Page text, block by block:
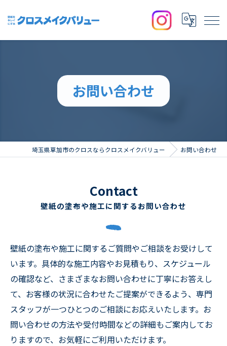
お問い合わせ
埼玉県草加市のクロスならクロスメイクバリュー お問い合わせ
壁紙の塗布や施工に関するお問い合わせ
Contact
壁紙の塗布や施工に関するご質問やご相談をお受けして
います。具体的な施工内容やお見積もり、スケジュール
の確認など、さまざまなお問い合わせに丁寧にお答えし
て、お客様の状況に合わせたご提案ができるよう、専門
スタッフが一つひとつのご相談にお応えいたします。お
問い合わせの方法や受付時間などの詳細もご案内してお
りますので、お気軽にご利用いただけます。